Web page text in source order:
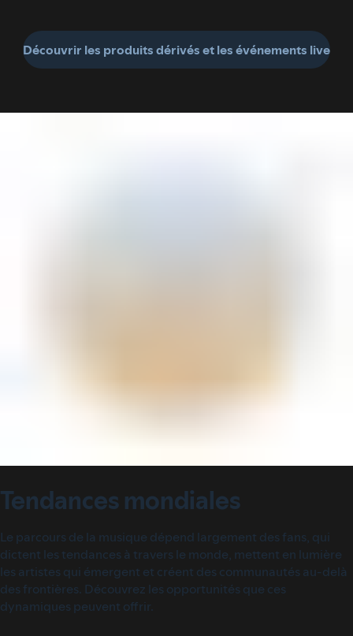
Découvrir les produits dérivés et les événements live
Tendances mondiales
Le parcours de la musique dépend largement des fans, qui
dictent les tendances à travers le monde, mettent en lumière
les artistes qui émergent et créent des communautés au-delà
des frontières. Découvrez les opportunités que ces
dynamiques peuvent offrir.